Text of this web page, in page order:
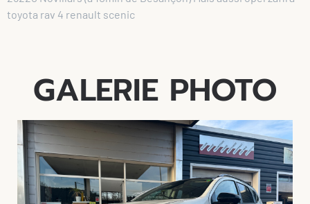
toyota rav 4 renault scenic
GALERIE PHOTO